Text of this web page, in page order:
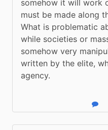
somehow it will work
must be made along
What is problematic
while societies or
somehow very
written by the elite,
agency.